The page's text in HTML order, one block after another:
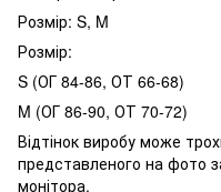
Розмір: S, M
Розмір:
S (ОГ 84-86, ОТ 66-68)
M (ОГ 86-90, ОТ 70-72)
Відтінок виробу може
представленого на фото
монітора.